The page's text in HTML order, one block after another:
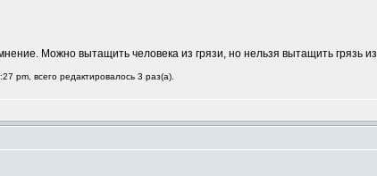
Можно вытащить человека из грязи, но нельзя вытащить грязь
pm, всего редактировалось 3 раз(а).